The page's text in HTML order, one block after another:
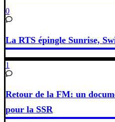
0
La RTS épingle Sunrise,
1
Retour de la FM: un
pour la SSR